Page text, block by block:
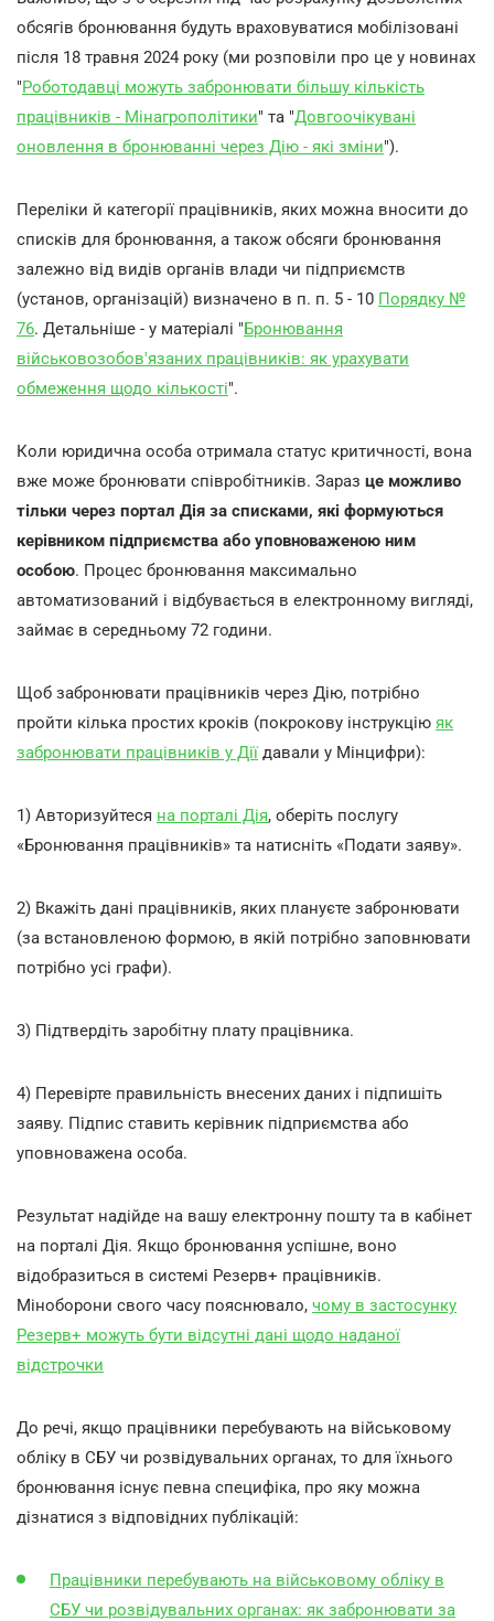
обсягів бронювання будуть враховуватися мобілізовані
після 18 травня 2024 року (ми розповіли про це у новинах
"Роботодавці можуть забронювати більшу кількість
працівників - Мінагрополітики" та "Довгоочікувані
оновлення в бронюванні через Дію - які зміни").
Переліки й категорії працівників, яких можна вносити до
списків для бронювання, а також обсяги бронювання
залежно від видів органів влади чи підприємств
(установ, організацій) визначено в п. п. 5 - 10 Порядку №
76. Детальніше - у матеріалі "Бронювання
військовозобов'язаних працівників: як урахувати
обмеження щодо кількості".
Коли юридична особа отримала статус критичності, вона
вже може бронювати співробітників. Зараз це можливо
тільки через портал Дія за списками, які формуються
керівником підприємства або уповноваженою ним
особою. Процес бронювання максимально
автоматизований і відбувається в електронному вигляді,
займає в середньому 72 години.
Щоб забронювати працівників через Дію, потрібно
пройти кілька простих кроків (покрокову інструкцію як
забронювати працівників у Дії давали у Мінцифри):
1) Авторизуйтеся на порталі Дія, оберіть послугу
«Бронювання працівників» та натисніть «Подати заяву».
2) Вкажіть дані працівників, яких плануєте забронювати
(за встановленою формою, в якій потрібно заповнювати
потрібно усі графи).
3) Підтвердіть заробітну плату працівника.
4) Перевірте правильність внесених даних і підпишіть
заяву. Підпис ставить керівник підприємства або
уповноважена особа.
Результат надійде на вашу електронну пошту та в кабінет
на порталі Дія. Якщо бронювання успішне, воно
відобразиться в системі Резерв+ працівників.
Міноборони свого часу пояснювало, чому в застосунку
Резерв+ можуть бути відсутні дані щодо наданої
відстрочки
До речі, якщо працівники перебувають на військовому
обліку в СБУ чи розвідувальних органах, то для їхнього
бронювання існує певна специфіка, про яку можна
дізнатися з відповідних публікацій:
Працівники перебувають на військовому обліку в
СБУ чи розвідувальних органах: як забронювати за